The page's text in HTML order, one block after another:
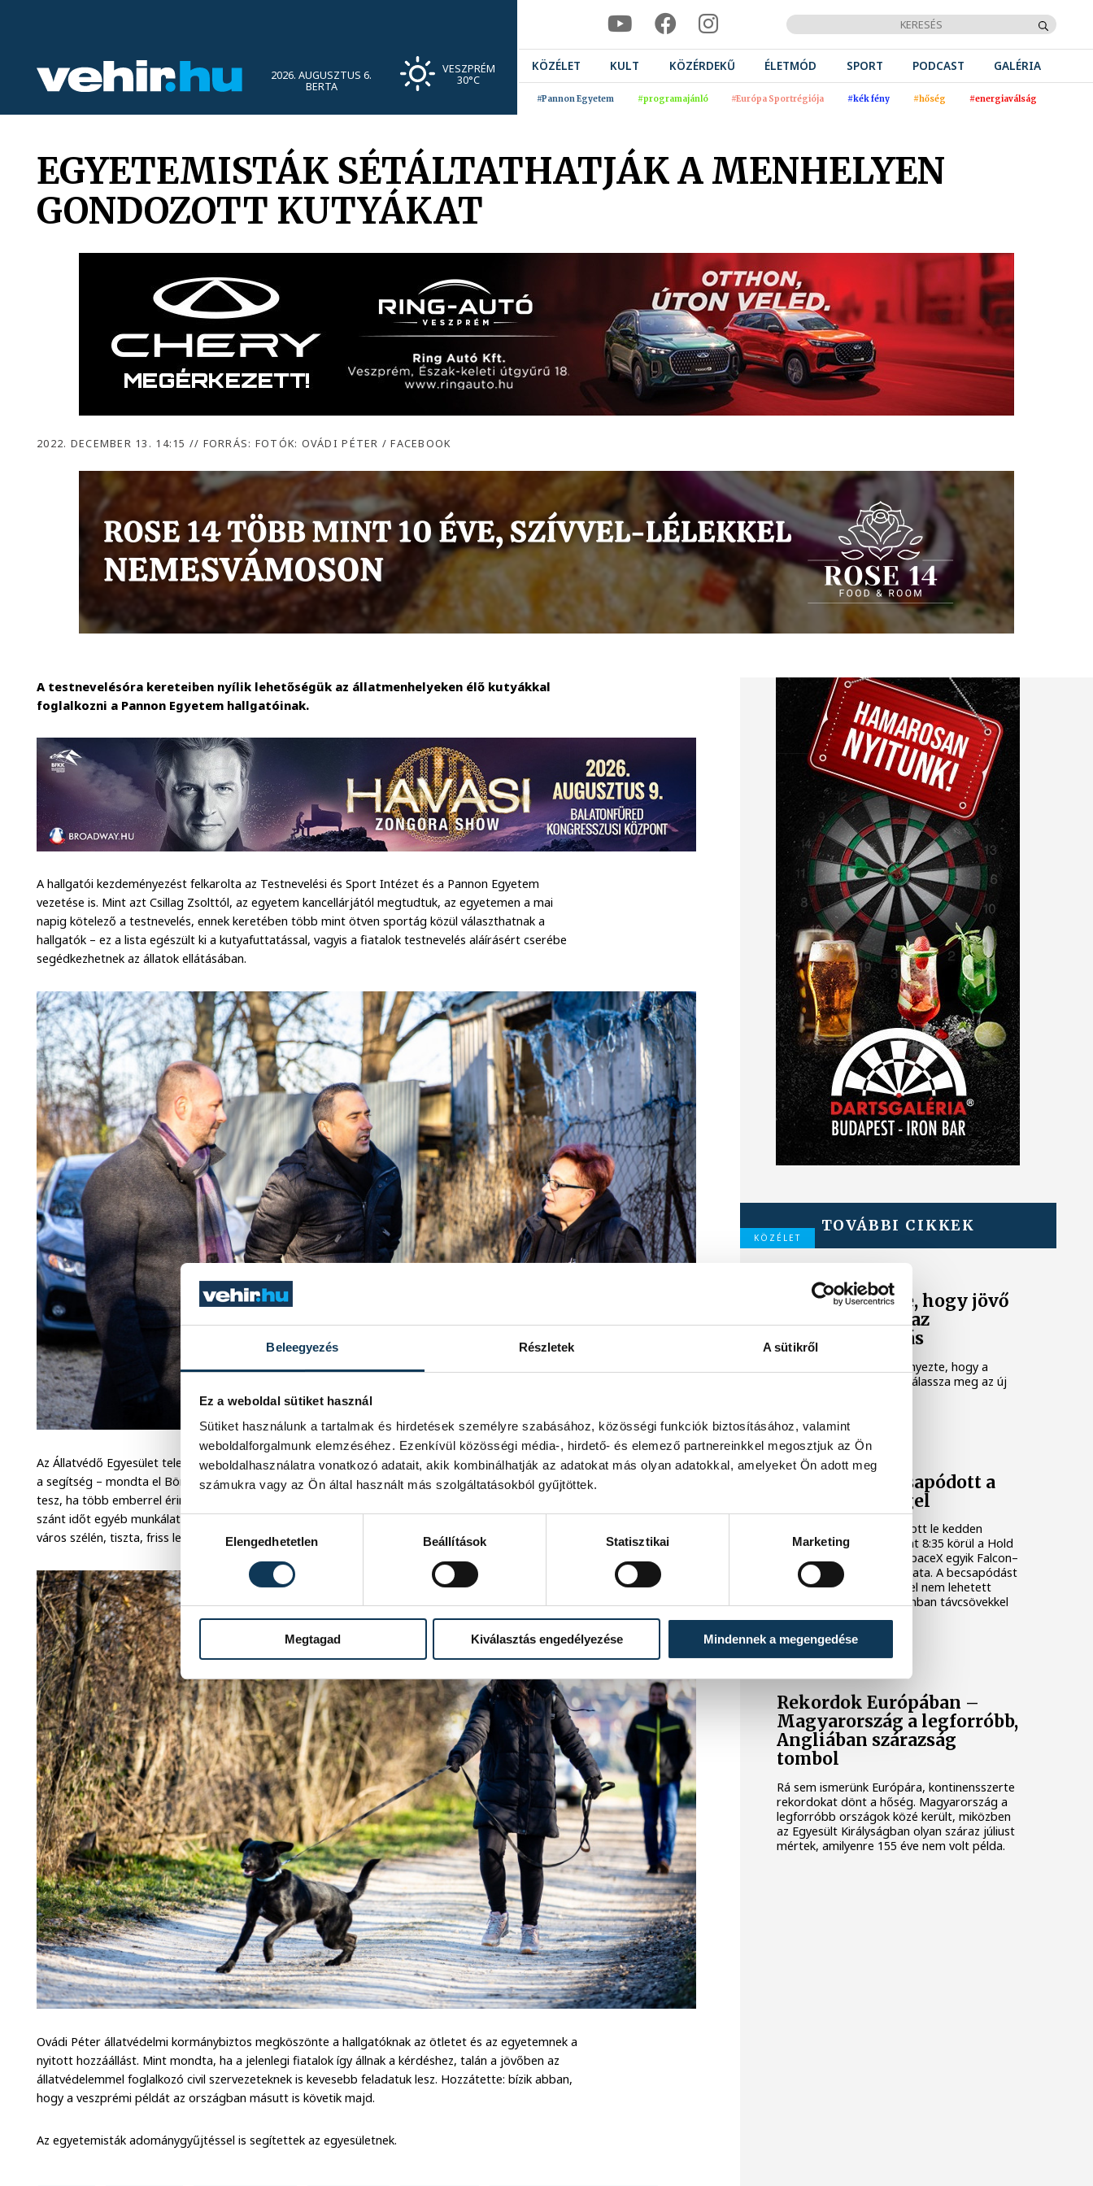
Beleegyezés Részletek A sütikről
Ez a weboldal sütiket használ
Sütiket használunk a tartalmak és hirdetések személyre szabásához, közösségi funkciók biztosításához, valamint
weboldalforgalmunk elemzéséhez. Ezenkívül közösségi média-, hirdető- és elemező partnereinkkel megosztjuk az Ön
weboldalhasználatra vonatkozó adatait, akik kombinálhatják az adatokat más olyan adatokkal, amelyeket Ön adott meg
számukra vagy az Ön által használt más szolgáltatásokból gyűjtöttek.
Hozzájárulás kiválasztása
Elengedhetetlen
Beállítások Statisztikai Marketing
Megtagad Kiválasztás engedélyezése Mindennek a megengedése
2026. AUGUSZTUS 6.
BERTA
VESZPRÉM
30°C
KÖZÉLET KULT KÖZÉRDEKŰ ÉLETMÓD SPORT PODCAST GALÉRIA
#Pannon Egyetem #programajánló #Európa Sportrégiója #kék fény #hőség #energiaválság
EGYETEMISTÁK SÉTÁLTATHATJÁK A MENHELYEN
GONDOZOTT KUTYÁKAT
2022. DECEMBER 13. 14:15 // FORRÁS: FOTÓK: OVÁDI PÉTER / FACEBOOK
A testnevelésóra kereteiben nyílik lehetőségük az állatmenhelyeken élő kutyákkal
foglalkozni a Pannon Egyetem hallgatóinak.
A hallgatói kezdeményezést felkarolta az Testnevelési és Sport Intézet és a Pannon Egyetem
vezetése is. Mint azt Csillag Zsolttól, az egyetem kancellárjától megtudtuk, az egyetemen a mai
napig kötelező a testnevelés, ennek keretében több mint ötven sportág közül választhatnak a
hallgatók – ez a lista egészült ki a kutyafuttatással, vagyis a fiatalok testnevelés aláírásért cserébe
segédkezhetnek az állatok ellátásában.
Az Állatvédő Egyesület telephelyén teljes kapacitással dolgoznak, nyolc kutyát gondoznak, így elkél
a segítség – mondta el Böröczky Veronika, az egyesület elnöke. Hozzátette: az állatoknak is jót
tesz, ha több emberrel érintkeznek, a menhely dolgozóinak is nagy segítség, ha a kutyasétáltatásra
szánt időt egyéb munkálatokra is fordíthatják, és persze a hallgatók egészségét is erősíti, ha kint, a
város szélén, tiszta, friss levegőn mozoghatnak.
Ovádi Péter állatvédelmi kormánybiztos megköszönte a hallgatóknak az ötletet és az egyetemnek a
nyitott hozzáállást. Mint mondta, ha a jelenlegi fiatalok így állnak a kérdéshez, talán a jövőben az
állatvédelemmel foglalkozó civil szervezeteknek is kevesebb feladatuk lesz. Hozzátette: bízik abban,
hogy a veszprémi példát az országban másutt is követik majd.
Az egyetemisták adománygyűjtéssel is segítettek az egyesületnek.
TOVÁBBI CIKKEK
KÖZÉLET
A Tisza-frakció
kezdeményezte, hogy jövő
kedden legyen az
államfőválasztás
A Tisza-frakció kezdeményezte, hogy a
parlament jövő kedden válassza meg az új
Valami óriási csapódott a
Holdba ma reggel
Rendhagyó esemény zajlott le kedden
reggel. Magyar idő szerint 8:35 körül a Hold
felszínébe csapódott a SpaceX egyik Falcon–
9 rakétájának felső fokozata. A becsapódást
a Földről szabad szemmel nem lehetett
látni, a szakemberek azonban távcsövekkel
figyelték az eseményt.
KÖZÉLET
Rekordok Európában –
Magyarország a legforróbb,
Angliában szárazság
tombol
Rá sem ismerünk Európára, kontinensszerte
rekordokat dönt a hőség. Magyarország a
legforróbb országok közé került, miközben
az Egyesült Királyságban olyan száraz júliust
mértek, amilyenre 155 éve nem volt példa.